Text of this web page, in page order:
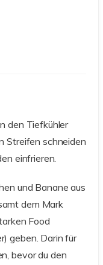
den Tiefkühler
Streifen schneiden
einfrieren.
und Banane aus
dem Mark
Food
geben. Darin für
bevor du den